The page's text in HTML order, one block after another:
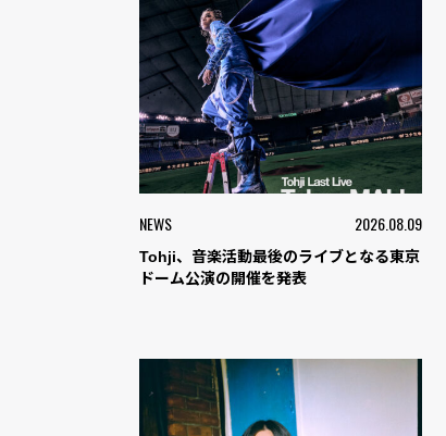
NEWS 2026.08.09
Tohji、音楽活動最後のライブとなる東京
ドーム公演の開催を発表